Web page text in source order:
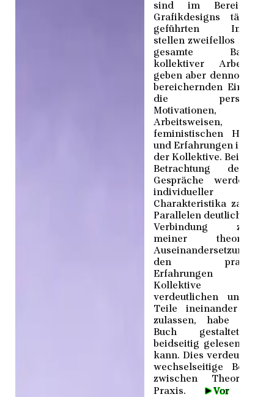
sind im Bereich
Grafikdesigns tätig.
geführten
stellen zweifellos nicht
gesamte
kollektiver Arbeit
geben aber dennoch
bereichernden Einblick
die
Motivationen,
Arbeitsweisen,
feministischen
und Erfahrungen
der ­Kollektive. Bei
Betrachtung der
Gespräche werden
individueller
Charakteristika
Parallelen deutlich. Um
Verbindung
meiner
Auseinandersetzung
den
Erfahrungen
Kollektive
verdeutlichen und
Teile ineinander
zulassen, habe ich
Buch gestaltet,
beidseitig gelesen
kann. Dies verdeutlicht
wechselseitige
zwischen Theorie
Praxis.
►Vor